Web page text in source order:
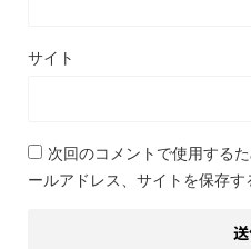
サイト
次回のコメントで使用する
ールアドレス、サイトを保存す